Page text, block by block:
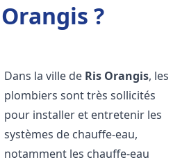
?
Dans la ville de Ris Orangis, les
plombiers sont très sollicités
pour installer et entretenir les
systèmes de chauffe-eau,
notamment les chauffe-eau